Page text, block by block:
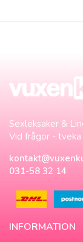
Sexleksaker &
Vid frågor -
031-58 32 14
INFORMATION